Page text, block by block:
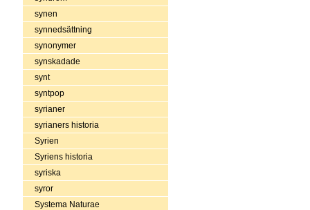
synen
synnedsättning
synonymer
synskadade
synt
syntpop
syrianer
syrianers historia
Syrien
Syriens historia
syriska
syror
Systema Naturae